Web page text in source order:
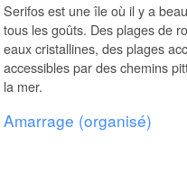
Serifos est une île où il y a
tous les goûts. Des plages de
eaux cristallines, des plages
accessibles par des chemins
la mer.
Amarrage (organisé)